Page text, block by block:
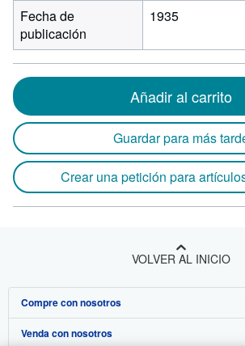
Fecha de
publicación
1935
Añadir al carrito
Guardar para más
Crear una petición para
VOLVER AL INICIO
Compre con nosotros
Búsqueda avanzada
Venda con nosotros